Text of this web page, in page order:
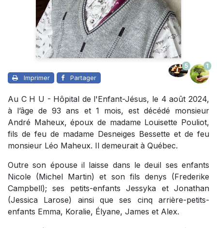
Imprimer Partager
5 1
Au C H U - Hôpital de l'Enfant-Jésus, le 4 août 2024,
à l’âge de 93 ans et 1 mois, est décédé monsieur
André Maheux, époux de madame Louisette Pouliot,
fils de feu de madame Desneiges Bessette et de feu
monsieur Léo Maheux. Il demeurait à Québec.
Outre son épouse il laisse dans le deuil ses enfants
Nicole (Michel Martin) et son fils denys (Frederike
Campbell); ses petits-enfants Jessyka et Jonathan
(Jessica Larose) ainsi que ses cinq arrière-petits-
enfants Emma, Koralie, Élyane, James et Alex.